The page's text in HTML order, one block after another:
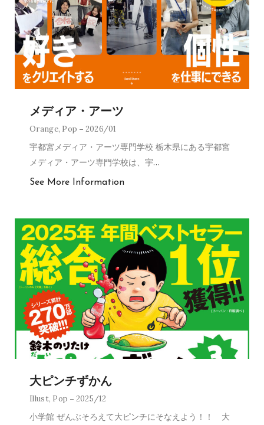
メディア・アーツ
Orange, Pop 2026/01
宇都宮メディア・アーツ専門学校 栃木県にある宇都宮
メディア・アーツ専門学校は、宇…
See More Information
大ピンチずかん
Illust, Pop 2025/12
小学館 ぜんぶそろえて大ピンチにそなえよう！！ 大